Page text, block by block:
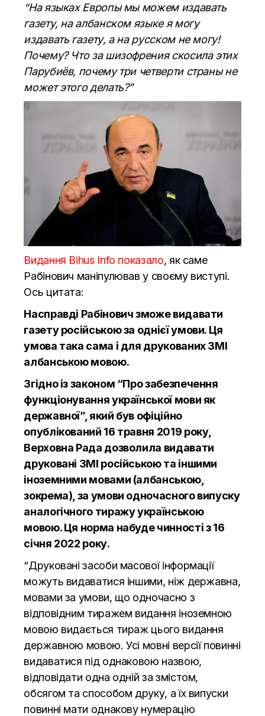
“На языках Европы мы можем издавать
газету, на албанском языке я могу
издавать газету, а на русском не могу!
Почему? Что за шизофрения скосила этих
Парубиёв, почему три четверти страны не
может этого делать?”
Видання Bihus Info показало, як саме
Рабінович маніпулював у своєму виступі.
Ось цитата:
Насправді Рабінович зможе видавати
газету російською за однієї умови. Ця
умова така сама і для друкованих ЗМІ
албанською мовою.
Згідно із законом “Про забезпечення
функціонування української мови як
державної”, який був офіційно
опублікований 16 травня 2019 року,
Верховна Рада дозволила видавати
друковані ЗМІ російською та іншими
іноземними мовами (албанською,
зокрема), за умови одночасного випуску
аналогічного тиражу українською
мовою. Ця норма набуде чинності з 16
січня 2022 року.
“Друковані засоби масової інформації
можуть видаватися іншими, ніж державна,
мовами за умови, що одночасно з
відповідним тиражем видання іноземною
мовою видається тираж цього видання
державною мовою. Усі мовні версії повинні
видаватися під однаковою назвою,
відповідати одна одній за змістом,
обсягом та способом друку, а їх випуски
повинні мати однакову нумерацію